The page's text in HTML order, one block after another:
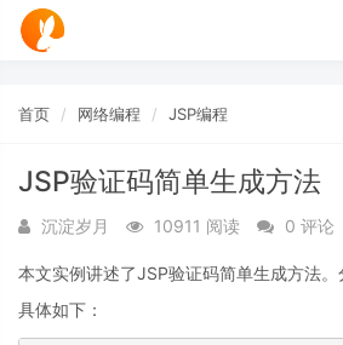
首页 网络编程 JSP编程
JSP验证码简单生成方法
沉淀岁月 10911 阅读 0 评论
本文实例讲述了JSP验证码简单生成方法。
具体如下：